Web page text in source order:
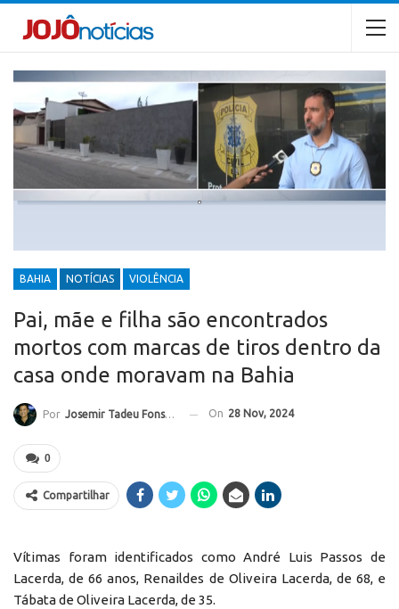
BAHIA NOTÍCIAS VIOLÊNCIA
Pai, mãe e filha são encontrados
mortos com marcas de tiros dentro da
casa onde moravam na Bahia
Por Josemir Tadeu Fonseca On 28 Nov, 2024
0
Compartilhar
Vítimas foram identificados como André Luis Passos de
Lacerda, de 66 anos, Renaildes de Oliveira Lacerda, de 68, e
Tábata de Oliveira Lacerda, de 35.